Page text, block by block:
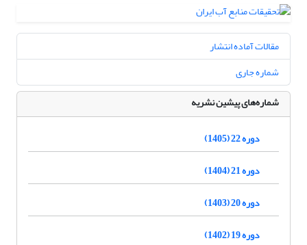
مقالات آماده انتشار
شماره جاری
شماره‌های پیشین نشریه
دوره 22 (1405)
دوره 21 (1404)
دوره 20 (1403)
دوره 19 (1402)